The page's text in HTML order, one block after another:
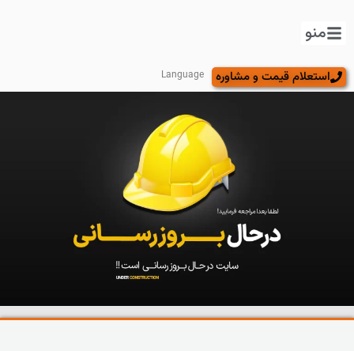
منو
استعلام قیمت و مشاوره Language